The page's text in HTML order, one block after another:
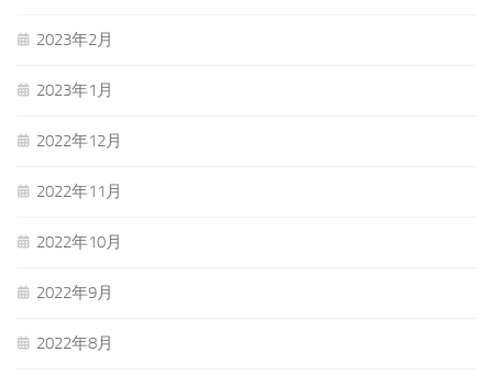
2023年2月
2023年1月
2022年12月
2022年11月
2022年10月
2022年9月
2022年8月